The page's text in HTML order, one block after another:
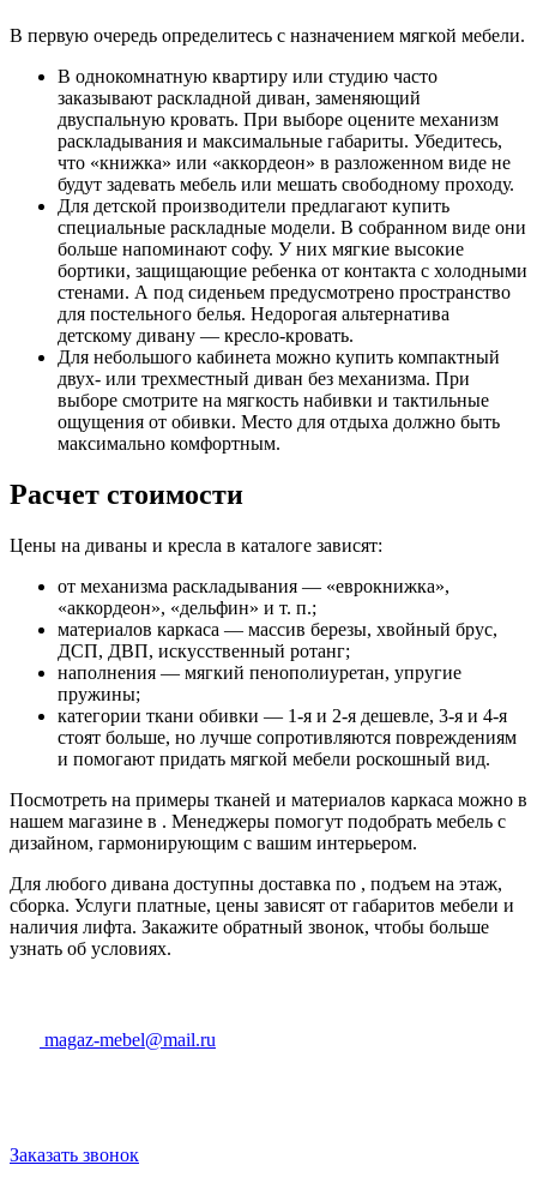
В первую очередь определитесь с назначением мягкой мебели.
В однокомнатную квартиру или студию часто
заказывают раскладной диван, заменяющий
двуспальную кровать. При выборе оцените механизм
раскладывания и максимальные габариты. Убедитесь,
что «книжка» или «аккордеон» в разложенном виде не
будут задевать мебель или мешать свободному проходу.
Для детской производители предлагают купить
специальные раскладные модели. В собранном виде они
больше напоминают софу. У них мягкие высокие
бортики, защищающие ребенка от контакта с холодными
стенами. А под сиденьем предусмотрено пространство
для постельного белья. Недорогая альтернатива
детскому дивану — кресло-кровать.
Для небольшого кабинета можно купить компактный
двух- или трехместный диван без механизма. При
выборе смотрите на мягкость набивки и тактильные
ощущения от обивки. Место для отдыха должно быть
максимально комфортным.
Расчет стоимости
Цены на диваны и кресла в каталоге зависят:
от механизма раскладывания — «еврокнижка»,
«аккордеон», «дельфин» и т. п.;
материалов каркаса — массив березы, хвойный брус,
ДСП, ДВП, искусственный ротанг;
наполнения — мягкий пенополиуретан, упругие
пружины;
категории ткани обивки — 1-я и 2-я дешевле, 3-я и 4-я
стоят больше, но лучше сопротивляются повреждениям
и помогают придать мягкой мебели роскошный вид.
Посмотреть на примеры тканей и материалов каркаса можно в
нашем магазине в . Менеджеры помогут подобрать мебель с
дизайном, гармонирующим с вашим интерьером.
Для любого дивана доступны доставка по , подъем на этаж,
сборка. Услуги платные, цены зависят от габаритов мебели и
наличия лифта. Закажите обратный звонок, чтобы больше
узнать об условиях.
magaz-mebel@mail.ru
Заказать звонок